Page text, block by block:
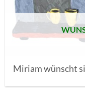
Miriam wünscht